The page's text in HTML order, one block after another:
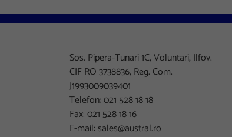
Sos. Pipera-Tunari 1C, Voluntari, Ilfov.
CIF RO 3738836, Reg. Com.
J1993009039401
Telefon: 021 528 18 18
Fax: 021 528 18 16
E-mail:sales@austral.ro